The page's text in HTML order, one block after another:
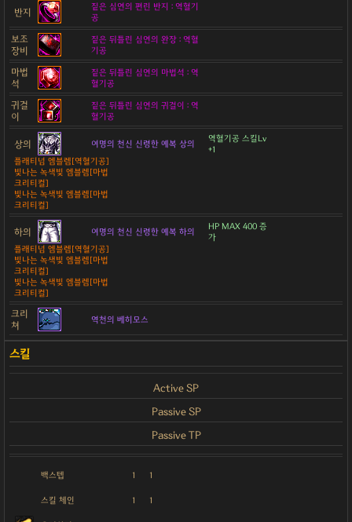
반지
짙은 심연의 편린 반지 : 역혈기
공
보조
장비
짙은 뒤틀린 심연의 완장 : 역혈
기공
마법
석
짙은 뒤틀린 심연의 마법석 : 역
혈기공
귀걸
이
짙은 뒤틀린 심연의 귀걸이 : 역
혈기공
상의 여명의 천신 신령한 예복 상의
역혈기공 스킬Lv
+1
플래티넘 엠블렘[역혈기공]
빛나는 녹색빛 엠블렘[마법
크리티컬]
빛나는 녹색빛 엠블렘[마법
크리티컬]
하의 여명의 천신 신령한 예복 하의
HP MAX 400 증
가
플래티넘 엠블렘[역혈기공]
빛나는 녹색빛 엠블렘[마법
크리티컬]
빛나는 녹색빛 엠블렘[마법
크리티컬]
크리
쳐
역천의 베히모스
Active SP
Passive SP
Passive TP
백스텝 1 1
스킬 체인 1 1